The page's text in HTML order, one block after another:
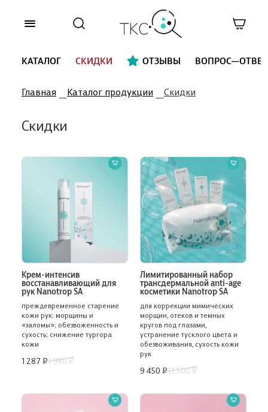
КАТАЛОГ СКИДКИ ОТЗЫВЫ ВОПРОС—ОТВЕТ
Главная Каталог продукции Скидки
Скидки
Крем-интенсив
восстанавливающий для
рук Nanotrop SA
преждевременное старение
кожи рук; морщины и
«заломы»; обезвоженность и
сухость; снижение тургора
кожи
1 287 ₽1 980 ₽
Лимитированный набор
трансдермальной anti-age
косметики Nanotrop SA
для коррекции мимических
морщин, отеков и темных
кругов под глазами,
устранение тусклого цвета и
обезвоживания, сухость кожи
рук
9 450 ₽13 500 ₽